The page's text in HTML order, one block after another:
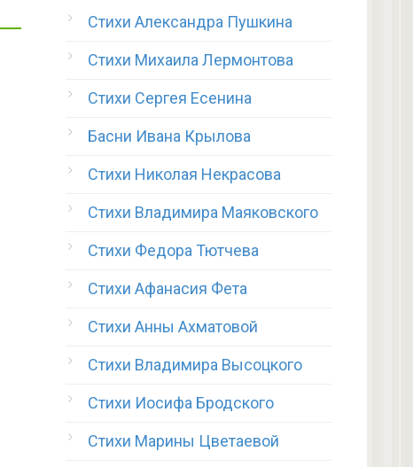
Стихи Александра Пушкина
Стихи Михаила Лермонтова
Стихи Сергея Есенина
Басни Ивана Крылова
Стихи Николая Некрасова
Стихи Владимира Маяковского
Стихи Федора Тютчева
Стихи Афанасия Фета
Стихи Анны Ахматовой
Стихи Владимира Высоцкого
Стихи Иосифа Бродского
Стихи Марины Цветаевой